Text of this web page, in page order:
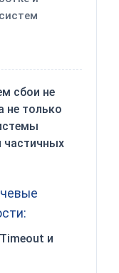
сбои не
не только
частичных
и